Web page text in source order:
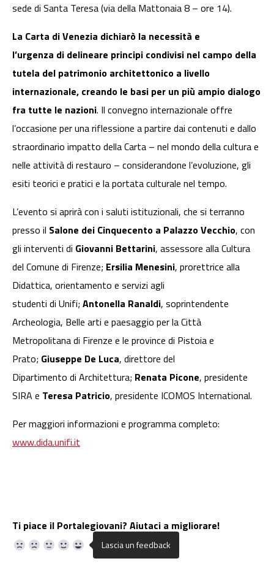
sede di Santa Teresa(via della Mattonaia 8 – ore 14).
La Carta di Venezia dichiarò la necessità e
l’urgenza di delineare principi condivisi nel campo della
tutela del patrimonio architettonico a livello
internazionale, creando le basi per un più ampio dialogo
fra tutte le nazioni. Il convegno internazionale offre
l’occasione per una riflessione a partire dai contenuti e dallo
straordinario impatto della Carta – nel mondo della cultura e
nelle attività di restauro – considerandone l’evoluzione, gli
esiti teorici e pratici e la portata culturale nel tempo.
L’evento si aprirà con i saluti istituzionali, che si terranno
presso il Salone dei Cinquecento a Palazzo Vecchio, con
gli interventi di Giovanni Bettarini, assessore alla Cultura
del Comune di Firenze; Ersilia Menesini, prorettrice alla
Didattica, orientamento e servizi agli
studenti di Unifi; Antonella Ranaldi, soprintendente
Archeologia, Belle arti e paesaggio per la Città
Metropolitana di Firenze e le province di Pistoia e
Prato; Giuseppe De Luca, direttore del
Dipartimento di Architettura; Renata Picone, presidente
SIRA e Teresa Patricio, presidente ICOMOS International.
Per maggiori informazioni e programma completo:
www.dida.unifi.it
Ti piace il Portalegiovani? Aiutaci a migliorare!